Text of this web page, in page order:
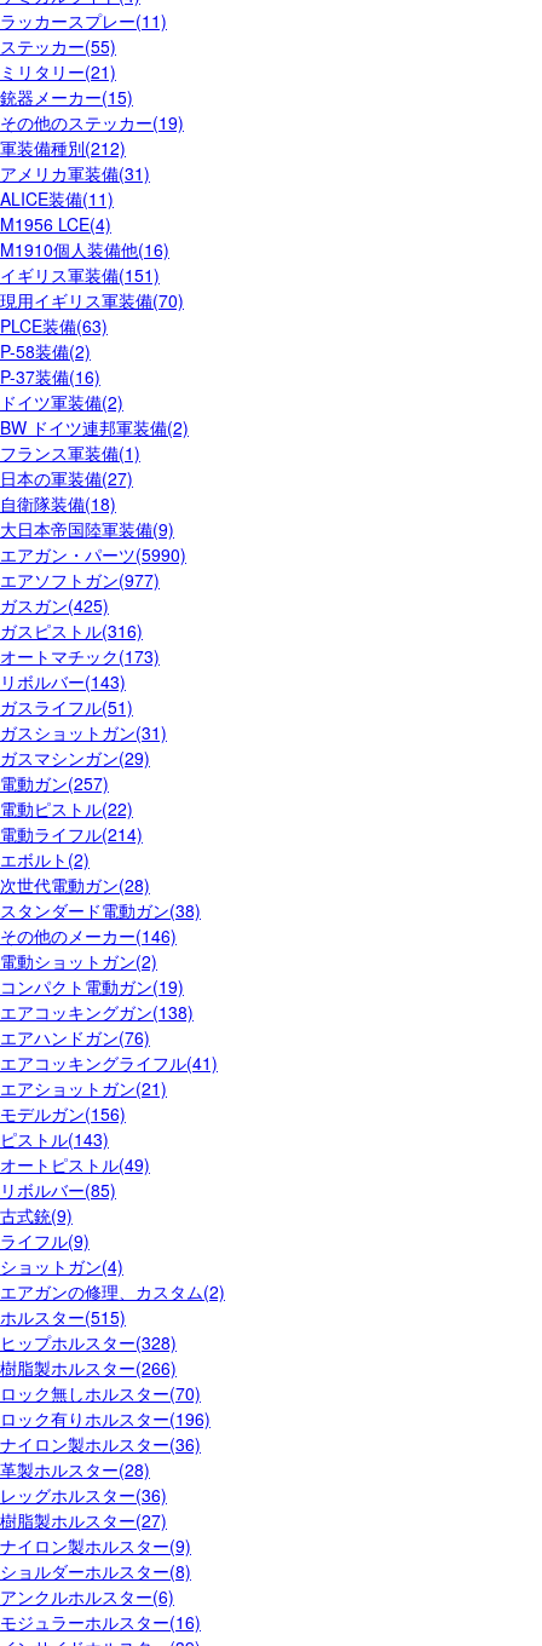
ラッカースプレー(11)
ステッカー(55)
ミリタリー(21)
銃器メーカー(15)
その他のステッカー(19)
軍装備種別(212)
アメリカ軍装備(31)
ALICE装備(11)
M1956 LCE(4)
M1910個人装備他(16)
イギリス軍装備(151)
現用イギリス軍装備(70)
PLCE装備(63)
P-58装備(2)
P-37装備(16)
ドイツ軍装備(2)
BW ドイツ連邦軍装備(2)
フランス軍装備(1)
日本の軍装備(27)
自衛隊装備(18)
大日本帝国陸軍装備(9)
エアガン・パーツ(5990)
エアソフトガン(977)
ガスガン(425)
ガスピストル(316)
オートマチック(173)
リボルバー(143)
ガスライフル(51)
ガスショットガン(31)
ガスマシンガン(29)
電動ガン(257)
電動ピストル(22)
電動ライフル(214)
エボルト(2)
次世代電動ガン(28)
スタンダード電動ガン(38)
その他のメーカー(146)
電動ショットガン(2)
コンパクト電動ガン(19)
エアコッキングガン(138)
エアハンドガン(76)
エアコッキングライフル(41)
エアショットガン(21)
モデルガン(156)
ピストル(143)
オートピストル(49)
リボルバー(85)
古式銃(9)
ライフル(9)
ショットガン(4)
エアガンの修理、カスタム(2)
ホルスター(515)
ヒップホルスター(328)
樹脂製ホルスター(266)
ロック無しホルスター(70)
ロック有りホルスター(196)
ナイロン製ホルスター(36)
革製ホルスター(28)
レッグホルスター(36)
樹脂製ホルスター(27)
ナイロン製ホルスター(9)
ショルダーホルスター(8)
アンクルホルスター(6)
モジュラーホルスター(16)